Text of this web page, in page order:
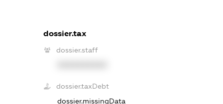
dossier.tax
dossier.staff
dossier.taxDebt
dossier.missingData